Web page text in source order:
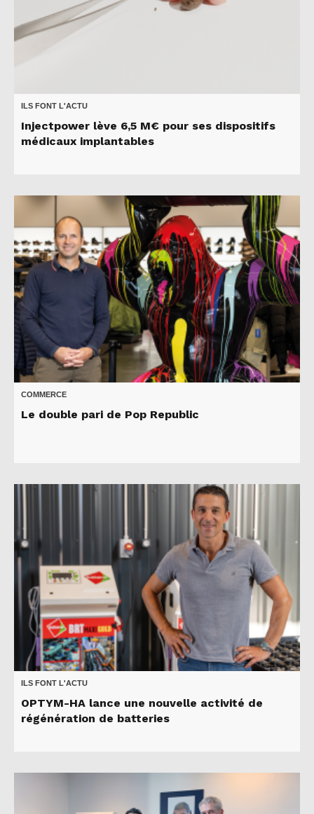
ILS FONT L'ACTU
Injectpower lève 6,5 M€ pour ses dispositifs
médicaux implantables
COMMERCE
Le double pari de Pop Republic
ILS FONT L'ACTU
OPTYM-HA lance une nouvelle activité de
régénération de batteries